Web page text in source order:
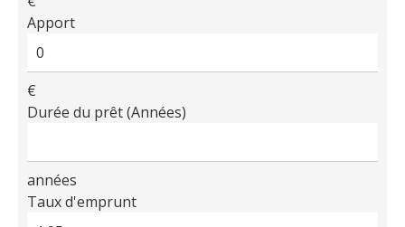
Apport
€
Durée du prêt (Années)
années
Taux d'emprunt